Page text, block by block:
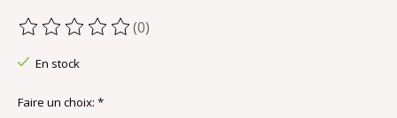
Ce produit est évalué à
(0)
En stock
Faire un choix: *